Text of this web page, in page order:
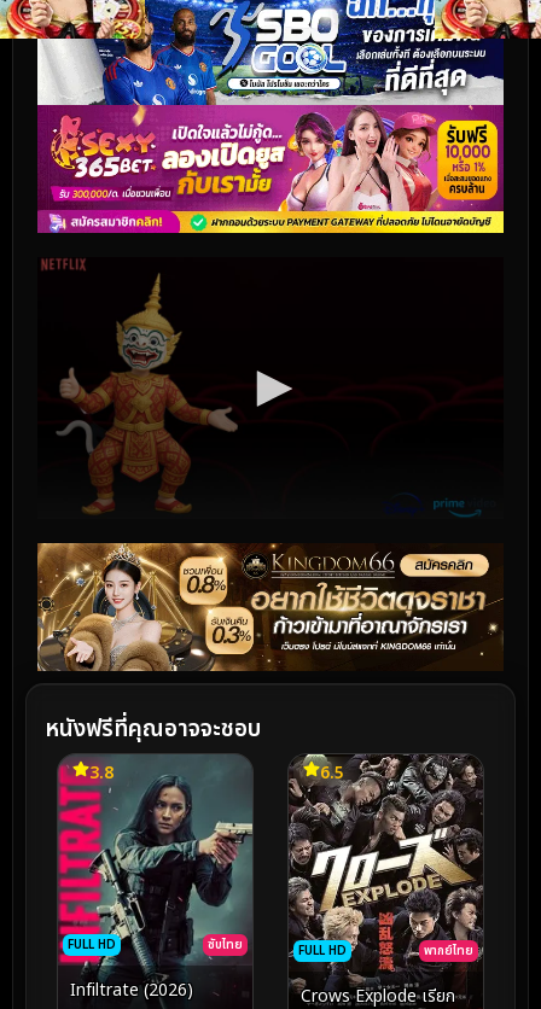
หนังฟรีที่คุณอาจจะชอบ
FULL HD ซับไทย
3.8
Infiltrate (2026)
FULL HD พากย์ไทย
6.5
Crows Explode เรียก